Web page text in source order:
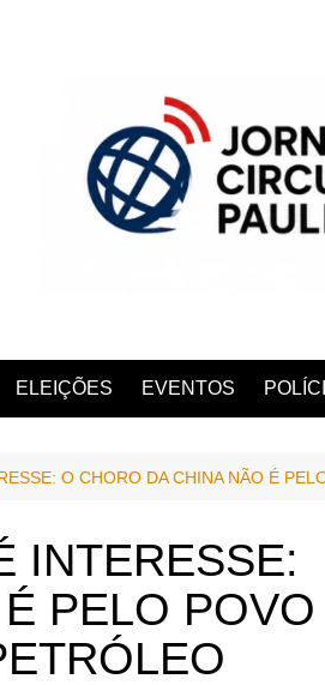
ELEIÇÕES EVENTOS
O CHORO DA CHINA NÃO É
INTERESSE:
PELO POVO